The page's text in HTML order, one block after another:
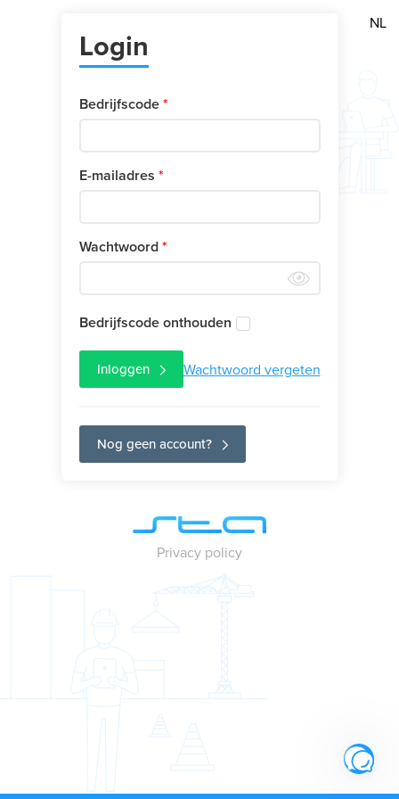
NL
Login
Bedrijfscode
E-mailadres
Wachtwoord
Bedrijfscode onthouden
Inloggen Wachtwoord vergeten
Nog geen account?
Privacy policy